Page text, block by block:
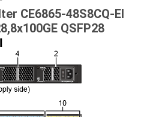
CE6865-48S8CQ-EI
QSFP28